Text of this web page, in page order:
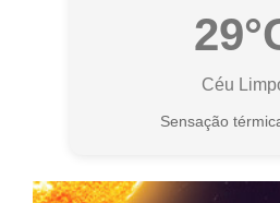
Céu
Sensação